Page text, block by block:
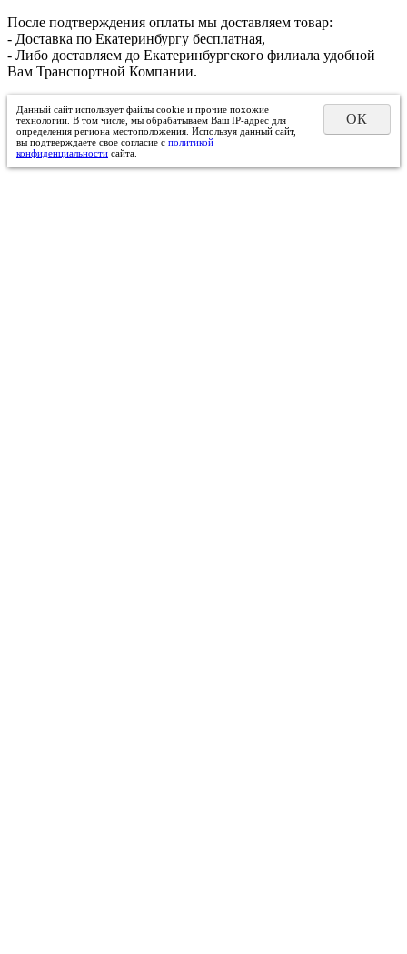
После подтверждения оплаты мы доставляем товар:
- Доставка по Екатеринбургу бесплатная,
- Либо доставляем до Екатеринбургского филиала удобной
Вам Транспортной Компании.
Данный сайт использует файлы cookie и прочие похожие
технологии. В том числе, мы обрабатываем Ваш IP-адрес для
определения региона местоположения. Используя данный сайт,
вы подтверждаете свое согласие с политикой
конфиденциальности сайта.
ОК